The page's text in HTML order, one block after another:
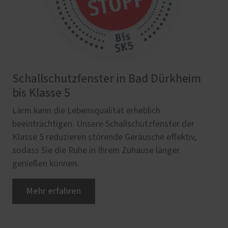
Schallschutzfenster in Bad Dürkheim
bis Klasse 5
Lärm kann die Lebensqualität erheblich
beeinträchtigen. Unsere Schallschutzfenster der
Klasse 5 reduzieren störende Geräusche effektiv,
sodass Sie die Ruhe in Ihrem Zuhause länger
genießen können.
Mehr erfahren